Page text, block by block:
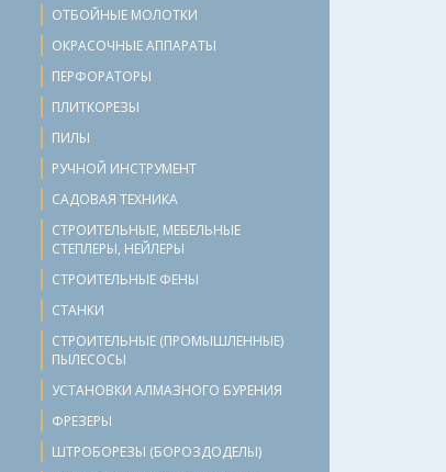
ОТБОЙНЫЕ МОЛОТКИ
ОКРАСОЧНЫЕ АППАРАТЫ
ПЕРФОРАТОРЫ
ПЛИТКОРЕЗЫ
ПИЛЫ
РУЧНОЙ ИНСТРУМЕНТ
САДОВАЯ ТЕХНИКА
СТРОИТЕЛЬНЫЕ, МЕБЕЛЬНЫЕ
СТЕПЛЕРЫ, НЕЙЛЕРЫ
СТРОИТЕЛЬНЫЕ ФЕНЫ
СТАНКИ
СТРОИТЕЛЬНЫЕ (ПРОМЫШЛЕННЫЕ)
ПЫЛЕСОСЫ
УСТАНОВКИ АЛМАЗНОГО БУРЕНИЯ
ФРЕЗЕРЫ
ШТРОБОРЕЗЫ (БОРОЗДОДЕЛЫ)